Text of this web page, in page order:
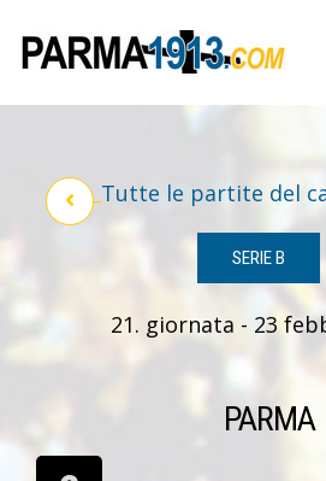
Tutte le partite del
SERIE B
21. giornata - 23
PARMA